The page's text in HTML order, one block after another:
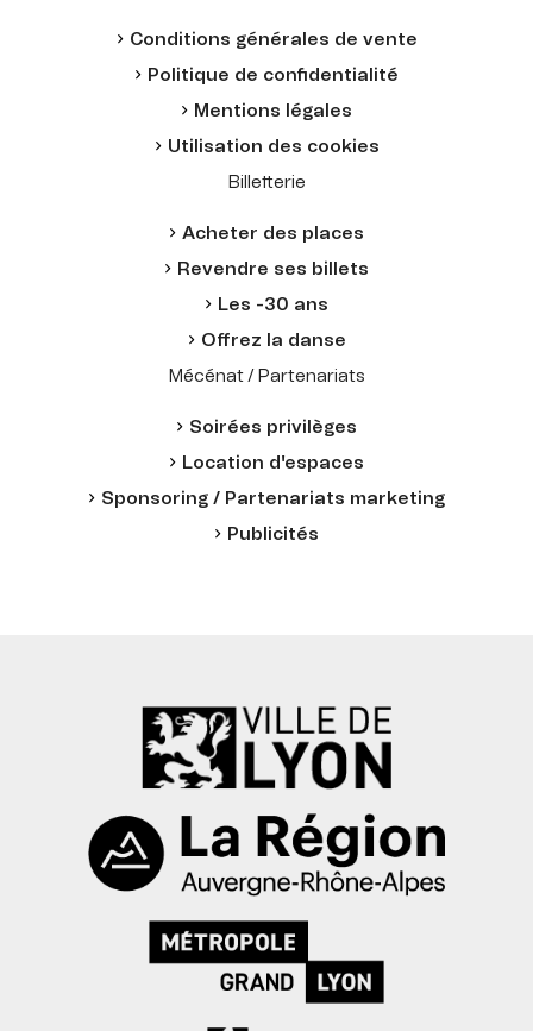
Conditions générales de vente
Politique de confidentialité
Mentions légales
Utilisation des cookies
Billetterie
Acheter des places
Revendre ses billets
Les -30 ans
Offrez la danse
Mécénat / Partenariats
Soirées privilèges
Location d'espaces
Sponsoring / Partenariats marketing
Publicités